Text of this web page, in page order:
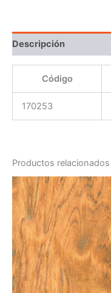
Descripción
Código
170253
Productos relacionados